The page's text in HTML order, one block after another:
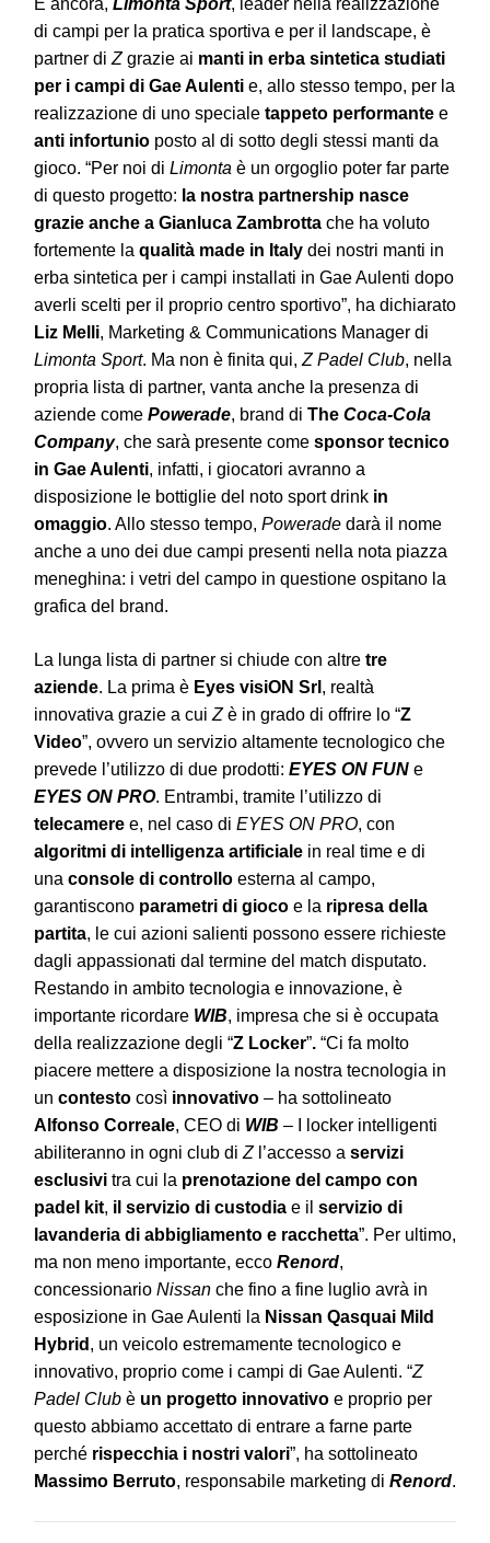
di campi per la pratica sportiva e per il landscape, è
partner di Zgrazie ai manti in erba sintetica studiati
per i campi di Gae Aulenti e, allo stesso tempo, per la
realizzazione di uno speciale tappeto performante e
anti infortunio posto al di sotto degli stessi manti da
gioco. “Per noi di Limonta è un orgoglio poter far parte
di questo progetto: la nostra partnership nasce
grazie anche a Gianluca Zambrotta che ha voluto
fortemente la qualità made in Italy dei nostri manti in
erba sintetica per i campi installati in Gae Aulenti dopo
averli scelti per il proprio centro sportivo”, ha dichiarato
Liz Melli, Marketing & Communications Manager di
Limonta Sport. Ma non è finita qui, Z Padel Club, nella
propria lista di partner, vanta anche la presenza di
aziende come Powerade, brand di The Coca-Cola
Company, che sarà presente come sponsor tecnico
in Gae Aulenti, infatti, i giocatori avranno a
disposizione le bottiglie del noto sport drink in
omaggio. Allo stesso tempo, Powerade darà il nome
anche a uno dei due campi presenti nella nota piazza
meneghina: i vetri del campo in questione ospitano la
grafica del brand.
La lunga lista di partner si chiude con altre tre
aziende. La prima è Eyes visiON Srl , realtà
innovativa grazie a cui Zè in grado di offrire lo “Z
Video”, ovvero un servizio altamente tecnologico che
prevede l’utilizzo di due prodotti: EYES ON FUN e
EYES ON PRO. Entrambi, tramite l’utilizzo di
telecamere e, nel caso di EYES ON PRO, con
algoritmi di intelligenza artificiale in real time e di
una console di controllo esterna al campo,
garantiscono parametri di gioco e la ripresa della
partita, le cui azioni salienti possono essere richieste
dagli appassionati dal termine del match disputato.
Restando in ambito tecnologia e innovazione, è
importante ricordare WIB, impresa che si è occupata
della realizzazione degli “Z Locker”. “Ci fa molto
piacere mettere a disposizione la nostra tecnologia in
un contesto così innovativo – ha sottolineato
Alfonso Correale, CEO di WIB – I locker intelligenti
abiliteranno in ogni club di Zl’accesso a servizi
esclusivi tra cui la prenotazione del campo con
padel kit, il servizio di custodia e il servizio di
lavanderia di abbigliamento e racchetta”. Per ultimo,
ma non meno importante, ecco Renord,
concessionario Nissan che fino a fine luglio avrà in
esposizione in Gae Aulenti la Nissan Qasquai Mild
Hybrid , un veicolo estremamente tecnologico e
innovativo, proprio come i campi di Gae Aulenti. “Z
Padel Club è un progetto innovativo e proprio per
questo abbiamo accettato di entrare a farne parte
perché rispecchia i nostri valori”, ha sottolineato
Massimo Berruto, responsabile marketing di Renord.